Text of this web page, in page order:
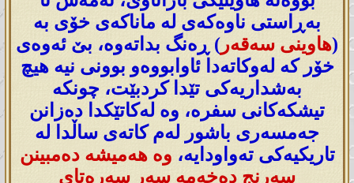
بەڕاستی ناوەکەی لە ماناکەی خۆی بە
(هاوینی سەقەر ) ڕەنگ بداتەوە، بێ ئەوەی
خۆر کە لەوکاتەدا ئاوابووەو بوونی نیە هیچ
بەشداریەکی تێدا کردبێت، چونکە
تیشکەکانی سفرە، وە لەکاتێکدا دەزانن
جەمسەری باشور لەم کاتەی ساڵدا لە
تاریکیەکی تەواودایە، وە هەمیشە دەمبینن
سەرنج دەخەمە سەر سەرەتای